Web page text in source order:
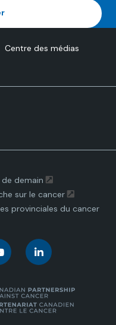
Centre des médias
demain
sur le cancer
provinciales du cancer
C
n
C
n